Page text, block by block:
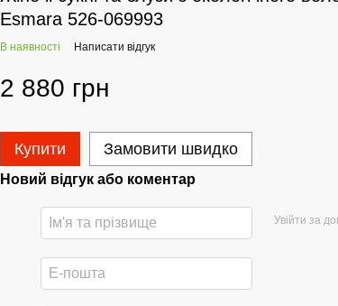
Esmara 526-069993
В наявності Написати відгук
2 880 грн
Купити Замовити швидко
Новий відгук або коментар
Увійти за